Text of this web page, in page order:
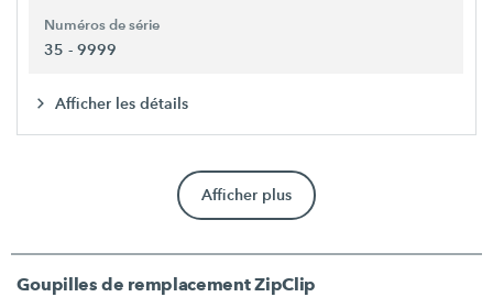
Numéros de série
35 - 9999
Afficher les détails
Afficher plus
Goupilles de remplacement ZipClip